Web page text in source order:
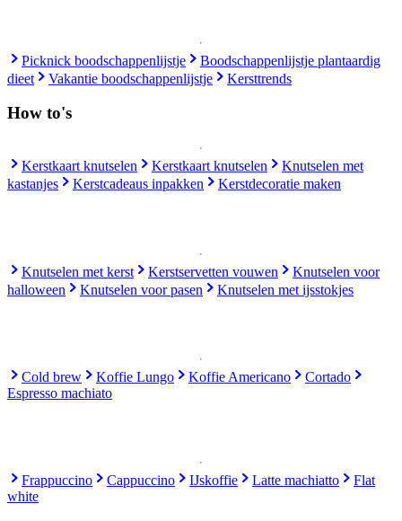
Picknick boodschappenlijstje
Boodschappenlijstje plantaardig
dieet
Vakantie boodschappenlijstje Kersttrends
How to's
Kerstkaart knutselen Kerstkaart knutselen
Knutselen met
kastanjes
Kerstcadeaus inpakken Kerstdecoratie maken
Knutselen met kerst Kerstservetten vouwen
Knutselen voor
halloween
Knutselen voor pasen Knutselen met ijsstokjes
Cold brew Koffie Lungo Koffie Americano
Cortado
Espresso machiato
Frappuccino Cappuccino IJskoffie Latte machiatto
Flat
white